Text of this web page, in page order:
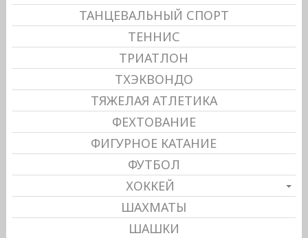
ТАНЦЕВАЛЬНЫЙ СПОРТ
ТЕННИС
ТРИАТЛОН
ТХЭКВОНДО
ТЯЖЕЛАЯ АТЛЕТИКА
ФЕХТОВАНИЕ
ФИГУРНОЕ КАТАНИЕ
ФУТБОЛ
ХОККЕЙ
ШАХМАТЫ
ШАШКИ